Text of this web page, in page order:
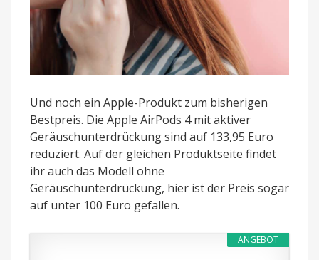
Und noch ein Apple-Produkt zum bisherigen
Bestpreis. Die Apple AirPods 4 mit aktiver
Geräuschunterdrückung sind auf 133,95 Euro
reduziert. Auf der gleichen Produktseite findet
ihr auch das Modell ohne
Geräuschunterdrückung, hier ist der Preis sogar
auf unter 100 Euro gefallen.
ANGEBOT